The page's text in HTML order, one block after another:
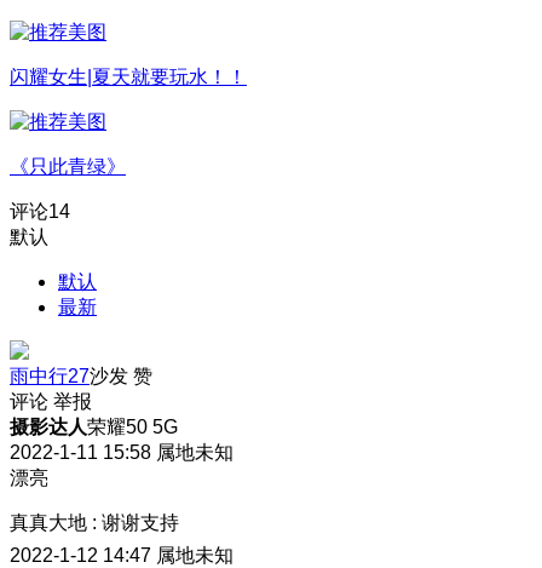
闪耀女生|夏天就要玩水！！
《只此青绿》
评论14
默认
默认
最新
雨中行27沙发 赞
评论 举报
摄影达人荣耀50 5G
2022-1-11 15:58 属地未知
漂亮
真真大地 : 谢谢支持
2022-1-12 14:47 属地未知